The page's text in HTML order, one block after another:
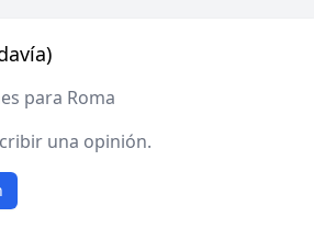
para Roma
una opinión.